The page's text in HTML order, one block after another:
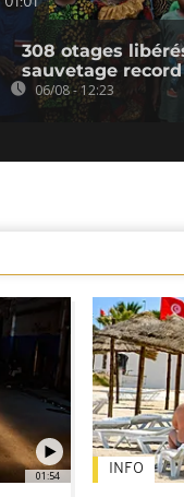
308 otages
sauvetage record
06/08 - 12:23
01:54 INFO